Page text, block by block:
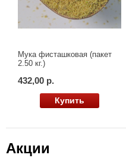
Мука фисташковая (пакет
2.50 кг.)
432,00 р.
Купить
Акции